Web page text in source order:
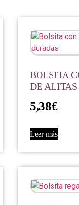
BOLSITA
DE
5,38€
Leer más